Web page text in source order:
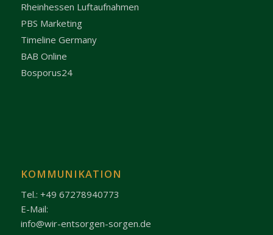
Rheinhessen Luftaufnahmen
PBS Marketing
Timeline Germany
BAB Online
Bosporus24
KOMMUNIKATION
Tel.: +49 67278940773
E-Mail:
info@wir-entsorgen-sorgen.de